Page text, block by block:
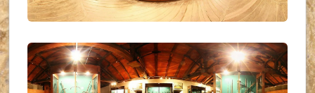
UKR_(24)